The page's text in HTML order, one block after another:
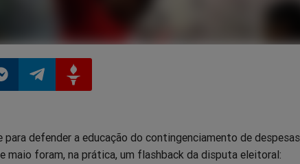
no
no
defender a educação do contingenciamento de
maio foram, na prática, um flashback da disputa eleitoral: